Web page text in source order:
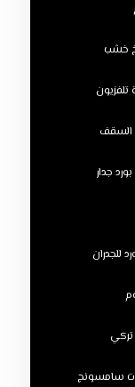
خشب
السقف
جدار
للجدران
سامسونج